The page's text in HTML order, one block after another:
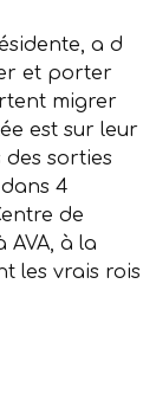
a d
et porter
migrer
est sur leur
des sorties
4
de
AVA, à la
les vrais rois